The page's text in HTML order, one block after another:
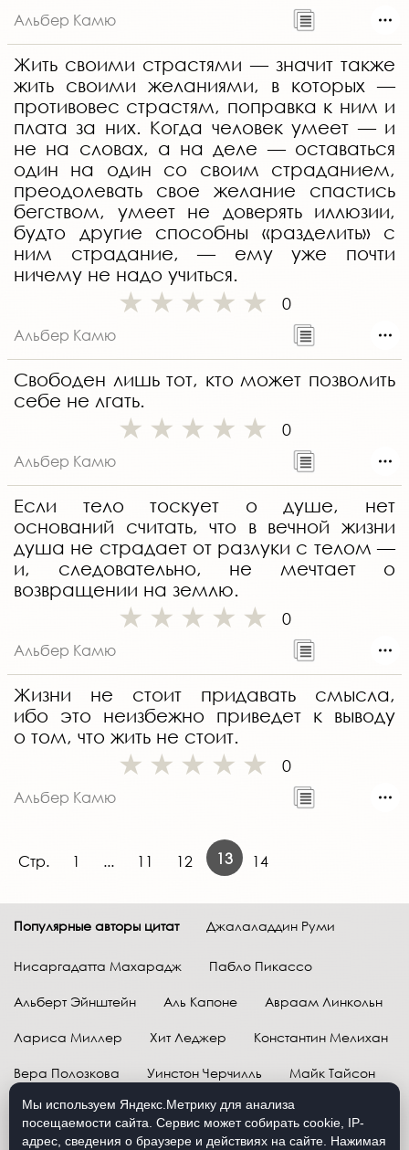
Альбер Камю
Жить своими страстями — значит также
жить своими желаниями, в которых —
противовес страстям, поправка к ним и
плата за них. Когда человек умеет — и
не на словах, а на деле — оставаться
один на один со своим страданием,
преодолевать свое желание спастись
бегством, умеет не доверять иллюзии,
будто другие способны «разделить» с
ним страдание, — ему уже почти
ничему не надо учиться.
0
Альбер Камю
Свободен лишь тот, кто может позволить
себе не лгать.
0
Альбер Камю
Если тело тоскует о душе, нет
оснований считать, что в вечной жизни
душа не страдает от разлуки с телом —
и, следовательно, не мечтает о
возвращении на землю.
0
Альбер Камю
Жизни не стоит придавать смысла,
ибо это неизбежно приведет к выводу
о том, что жить не стоит.
0
Альбер Камю
Стр. 1 ... 11 12 13 14
Популярные авторы цитат Джалаладдин Руми
Нисаргадатта Махарадж Пабло Пикассо
Альберт Эйнштейн Аль Капоне Авраам Линкольн
Лариса Миллер Хит Леджер Константин Мелихан
Вера Полозкова Уинстон Черчилль Майк Тайсон
Марк Твен Расул Гамзатов Грег Плитт
Далай-лама XIV Уоррен Баффетт
Мы используем Яндекс.Метрику для анализа
посещаемости сайта. Сервис может собирать cookie, IP-
адрес, сведения о браузере и действиях на сайте. Нажимая